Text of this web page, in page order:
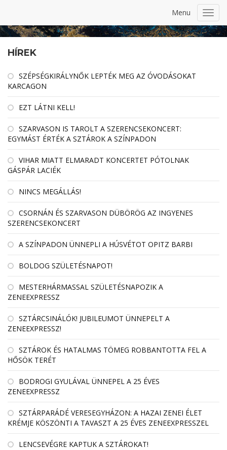
Menu
HÍREK
SZÉPSÉGKIRÁLYNŐK LEPTÉK MEG AZ ÓVODÁSOKAT
KARCAGON
EZT LÁTNI KELL!
SZARVASON IS TAROLT A SZERENCSEKONCERT:
EGYMÁST ÉRTÉK A SZTÁROK A SZÍNPADON
VIHAR MIATT ELMARADT KONCERTET PÓTOLNAK
GÁSPÁR LACIÉK
NINCS MEGÁLLÁS!
CSORNÁN ÉS SZARVASON DÜBÖRÖG AZ INGYENES
SZERENCSEKONCERT
A SZÍNPADON ÜNNEPLI A HÚSVÉTOT OPITZ BARBI
BOLDOG SZÜLETÉSNAPOT!
MESTERHÁRMASSAL SZÜLETÉSNAPOZIK A
ZENEEXPRESSZ
SZTÁRCSINÁLÓK! JUBILEUMOT ÜNNEPELT A
ZENEEXPRESSZ!
SZTÁROK ÉS HATALMAS TÖMEG ROBBANTOTTA FEL A
HŐSÖK TERÉT
BODROGI GYULÁVAL ÜNNEPEL A 25 ÉVES
ZENEEXPRESSZ
SZTÁRPARÁDÉ VERESEGYHÁZON: A HAZAI ZENEI ÉLET
KRÉMJE KÖSZÖNTI A TAVASZT A 25 ÉVES ZENEEXPRESSZEL
LENCSEVÉGRE KAPTUK A SZTÁROKAT!